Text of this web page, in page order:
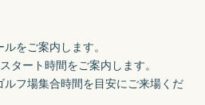
をご案内します。
タート時間をご案内します。
フ場集合時間を目安にご来場くだ